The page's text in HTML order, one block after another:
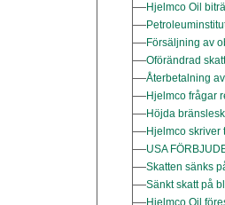
Hjelmco Oil
Försäljning av
Oförändrad
Återbetalning
Hjelmco frågar
Höjda
Hjelmco skriver
USA
Skatten sänks
Sänkt skatt på
Hjelmco Oil